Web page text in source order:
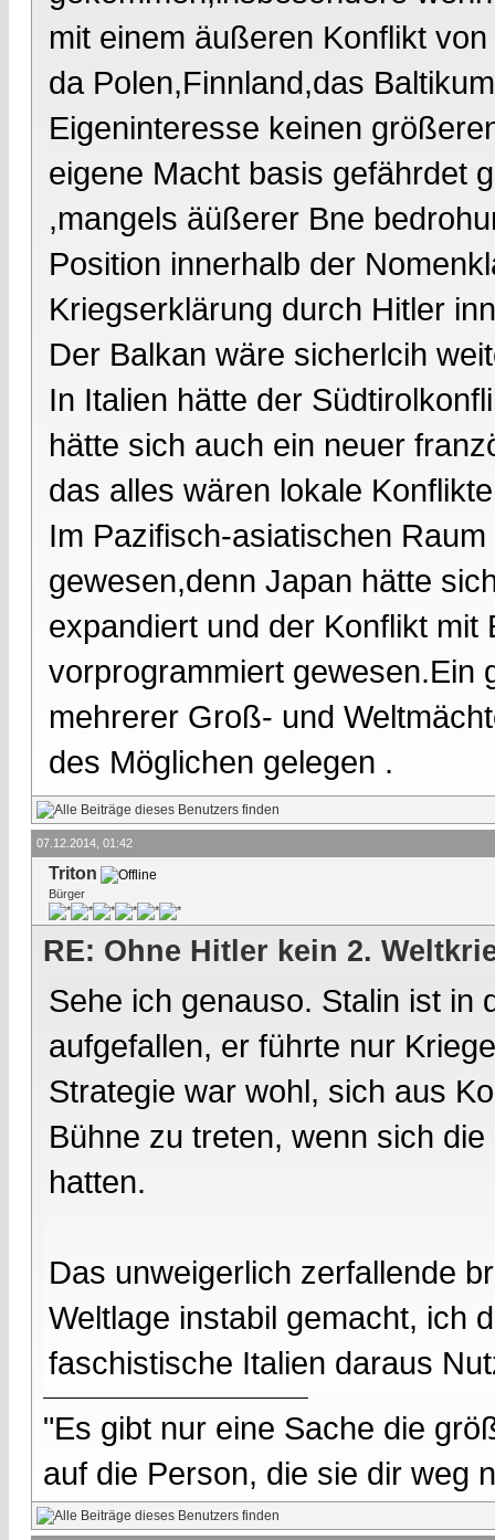
mit einem äußeren Konflikt
da Polen,Finnland,das
Eigeninteresse keinen
eigene Macht basis gefährdet
,mangels äüßerer Bne
Position innerhalb der
Kriegserklärung durch Hitler
Der Balkan wäre sicherlcih
In Italien hätte der
hätte sich auch ein neuer
das alles wären lokale
Im Pazifisch-asiatischen
gewesen,denn Japan hätte
expandiert und der Konflikt
vorprogrammiert gewesen.Ein
mehrerer Groß- und
des Möglichen gelegen .
07.12.2014, 01:42
Triton
Bürger
RE: Ohne Hitler kein 2.
Sehe ich genauso. Stalin ist in
aufgefallen, er führte nur
Strategie war wohl, sich aus
Bühne zu treten, wenn sich
hatten.
Das unweigerlich zerfallende
Weltlage instabil gemacht, ich
faschistische Italien daraus
"Es gibt nur eine Sache die
auf die Person, die sie dir weg